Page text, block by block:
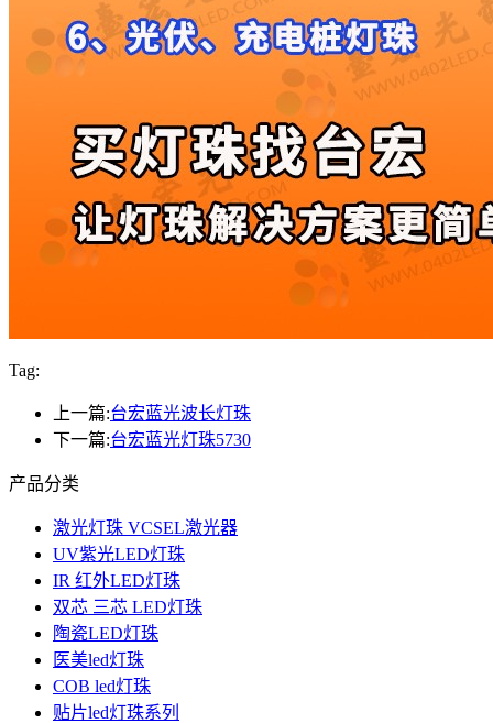
Tag:
上一篇:台宏蓝光波长灯珠
下一篇:台宏蓝光灯珠5730
产品分类
激光灯珠 VCSEL激光器
UV紫光LED灯珠
IR 红外LED灯珠
双芯 三芯 LED灯珠
陶瓷LED灯珠
医美led灯珠
COB led灯珠
贴片led灯珠系列